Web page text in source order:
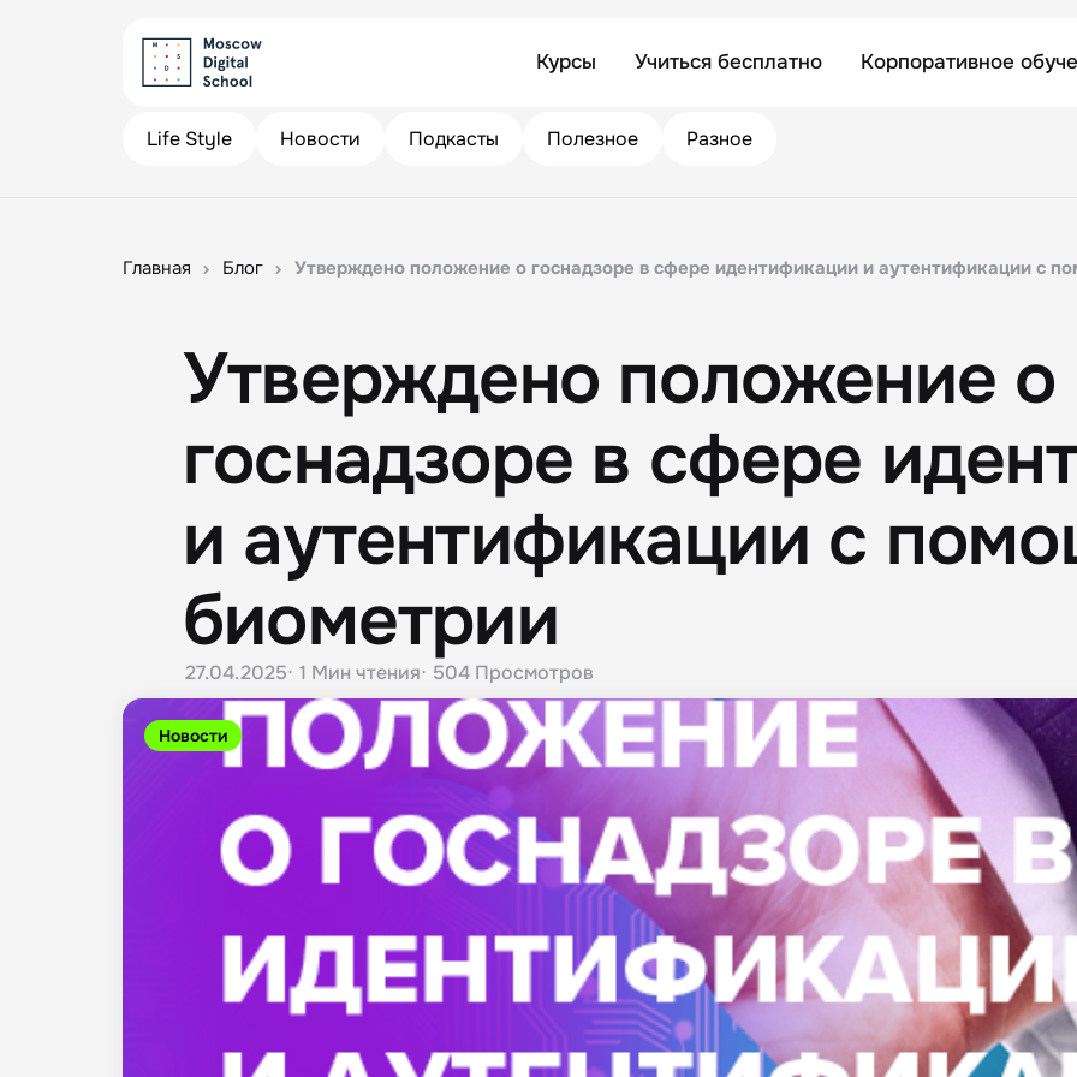
Курсы Учиться бесплатно Корпоративное
Life Style Новости Подкасты Полезное Разное
Главная Блог Утверждено положение о госнадзоре в сфере идентификации и аутентификации с
Новости
Утверждено положение о
госнадзоре в сфере
и аутентификации с
биометрии
27.04.2025 1 Мин чтения 504 Просмотров